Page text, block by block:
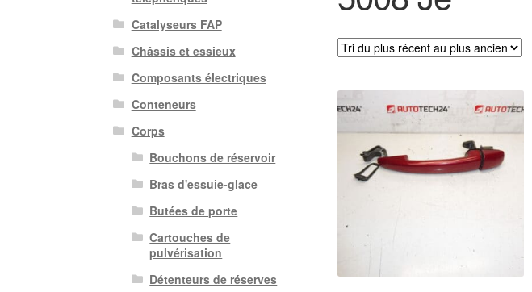
Catalyseurs FAP
Châssis et essieux
Composants électriques
Conteneurs
Corps
Bouchons de réservoir
Bras d'essuie-glace
Butées de porte
Cartouches de
pulvérisation
Détenteurs de réserves